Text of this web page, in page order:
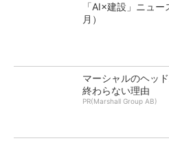
「AI×建設」ニュ
月）
マーシャルのヘッ
終わらない理由
PR(Marshall Group AB)